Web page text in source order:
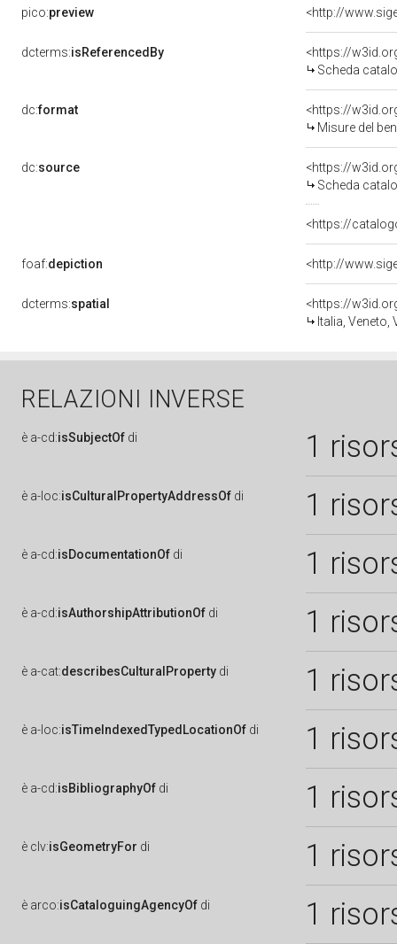
pico:preview
dcterms:isReferencedBy
<https://
Scheda
dc:format
<https://
Misure del
dc:source
<https://
Scheda
<https://
foaf:depiction
dcterms:spatial
<https://
Italia, Veneto,
RELAZIONI INVERSE
è a-cd:isSubjectOf di 1
è a-loc:isCulturalPropertyAddressOf di 1
è a-cd:isDocumentationOf di 1
è a-cd:isAuthorshipAttributionOf di 1
è a-cat:describesCulturalProperty di 1
è a-loc:isTimeIndexedTypedLocationOf di 1
è a-cd:isBibliographyOf di 1
è clv:isGeometryFor di 1
è arco:isCataloguingAgencyOf di 1